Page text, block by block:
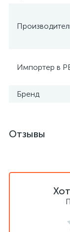
Импортер в
Бренд
Отзывы